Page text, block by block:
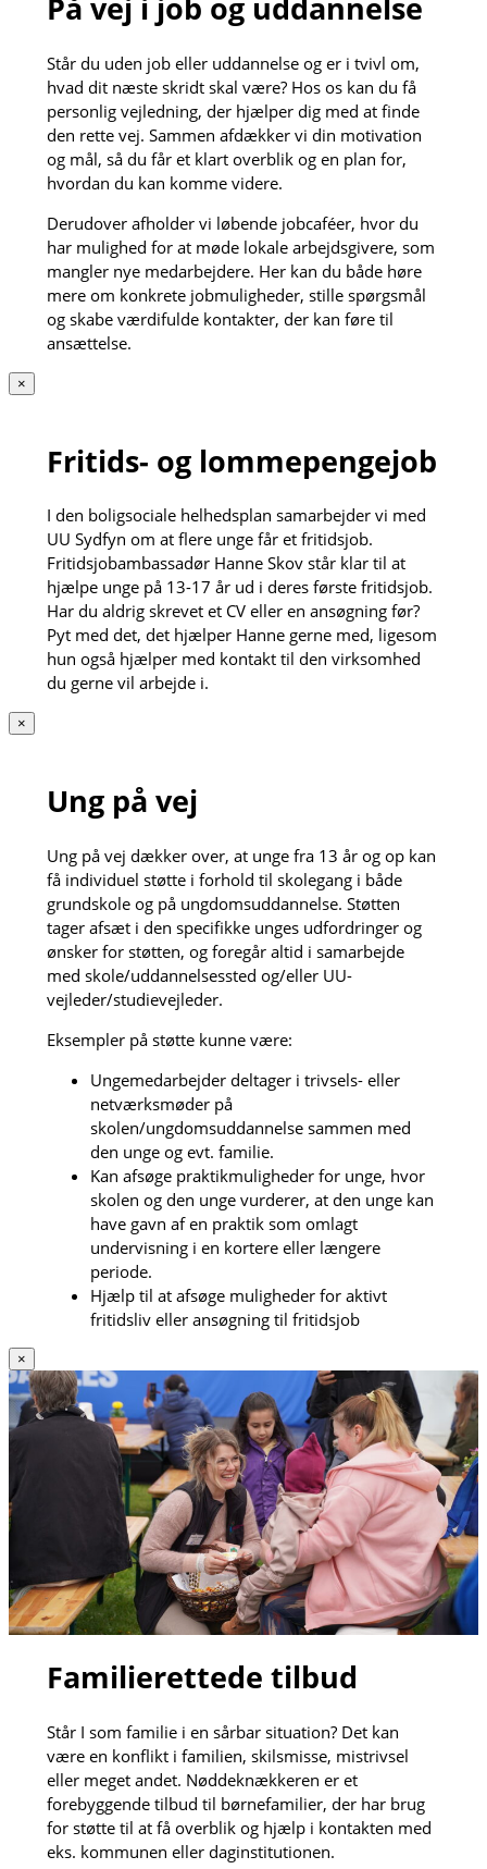
På vej i job og uddannelse
Står du uden job eller uddannelse og er i tvivl om,
hvad dit næste skridt skal være? Hos os kan du få
personlig vejledning, der hjælper dig med at finde
den rette vej. Sammen afdækker vi din motivation
og mål, så du får et klart overblik og en plan for,
hvordan du kan komme videre.
Derudover afholder vi løbende jobcaféer, hvor du
har mulighed for at møde lokale arbejdsgivere, som
mangler nye medarbejdere. Her kan du både høre
mere om konkrete jobmuligheder, stille spørgsmål
og skabe værdifulde kontakter, der kan føre til
ansættelse.
×
Fritids- og lommepengejob
I den boligsociale helhedsplan samarbejder vi med
UU Sydfyn om at flere unge får et fritidsjob.
Fritidsjobambassadør Hanne Skov står klar til at
hjælpe unge på 13-17 år ud i deres første fritidsjob.
Har du aldrig skrevet et CV eller en ansøgning før?
Pyt med det, det hjælper Hanne gerne med, ligesom
hun også hjælper med kontakt til den virksomhed
du gerne vil arbejde i.
×
Ung på vej
Ung på vej dækker over, at unge fra 13 år og op kan
få individuel støtte i forhold til skolegang i både
grundskole og på ungdomsuddannelse. Støtten
tager afsæt i den specifikke unges udfordringer og
ønsker for støtten, og foregår altid i samarbejde
med skole/uddannelsessted og/eller UU-
vejleder/studievejleder.
Eksempler på støtte kunne være:
Ungemedarbejder deltager i trivsels- eller
netværksmøder på
skolen/ungdomsuddannelse sammen med
den unge og evt. familie.
Kan afsøge praktikmuligheder for unge, hvor
skolen og den unge vurderer, at den unge kan
have gavn af en praktik som omlagt
undervisning i en kortere eller længere
periode.
Hjælp til at afsøge muligheder for aktivt
fritidsliv eller ansøgning til fritidsjob
×
Familierettede tilbud
Står I som familie i en sårbar situation? Det kan
være en konflikt i familien, skilsmisse, mistrivsel
eller meget andet. Nøddeknækkeren er et
forebyggende tilbud til børnefamilier, der har brug
for støtte til at få overblik og hjælp i kontakten med
eks. kommunen eller daginstitutionen.